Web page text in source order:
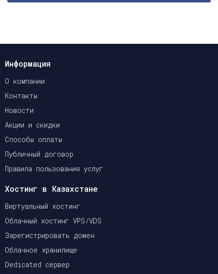
Информация
О компании
Контакты
Новости
Акции и скидки
Способы оплаты
Публичный договор
Правила пользования услуг
Хостинг в Казахстане
Виртуальный хостинг
Облачный хостинг VPS/VDS
Зарегистрировать домен
Облачное хранилище
Dedicated сервер